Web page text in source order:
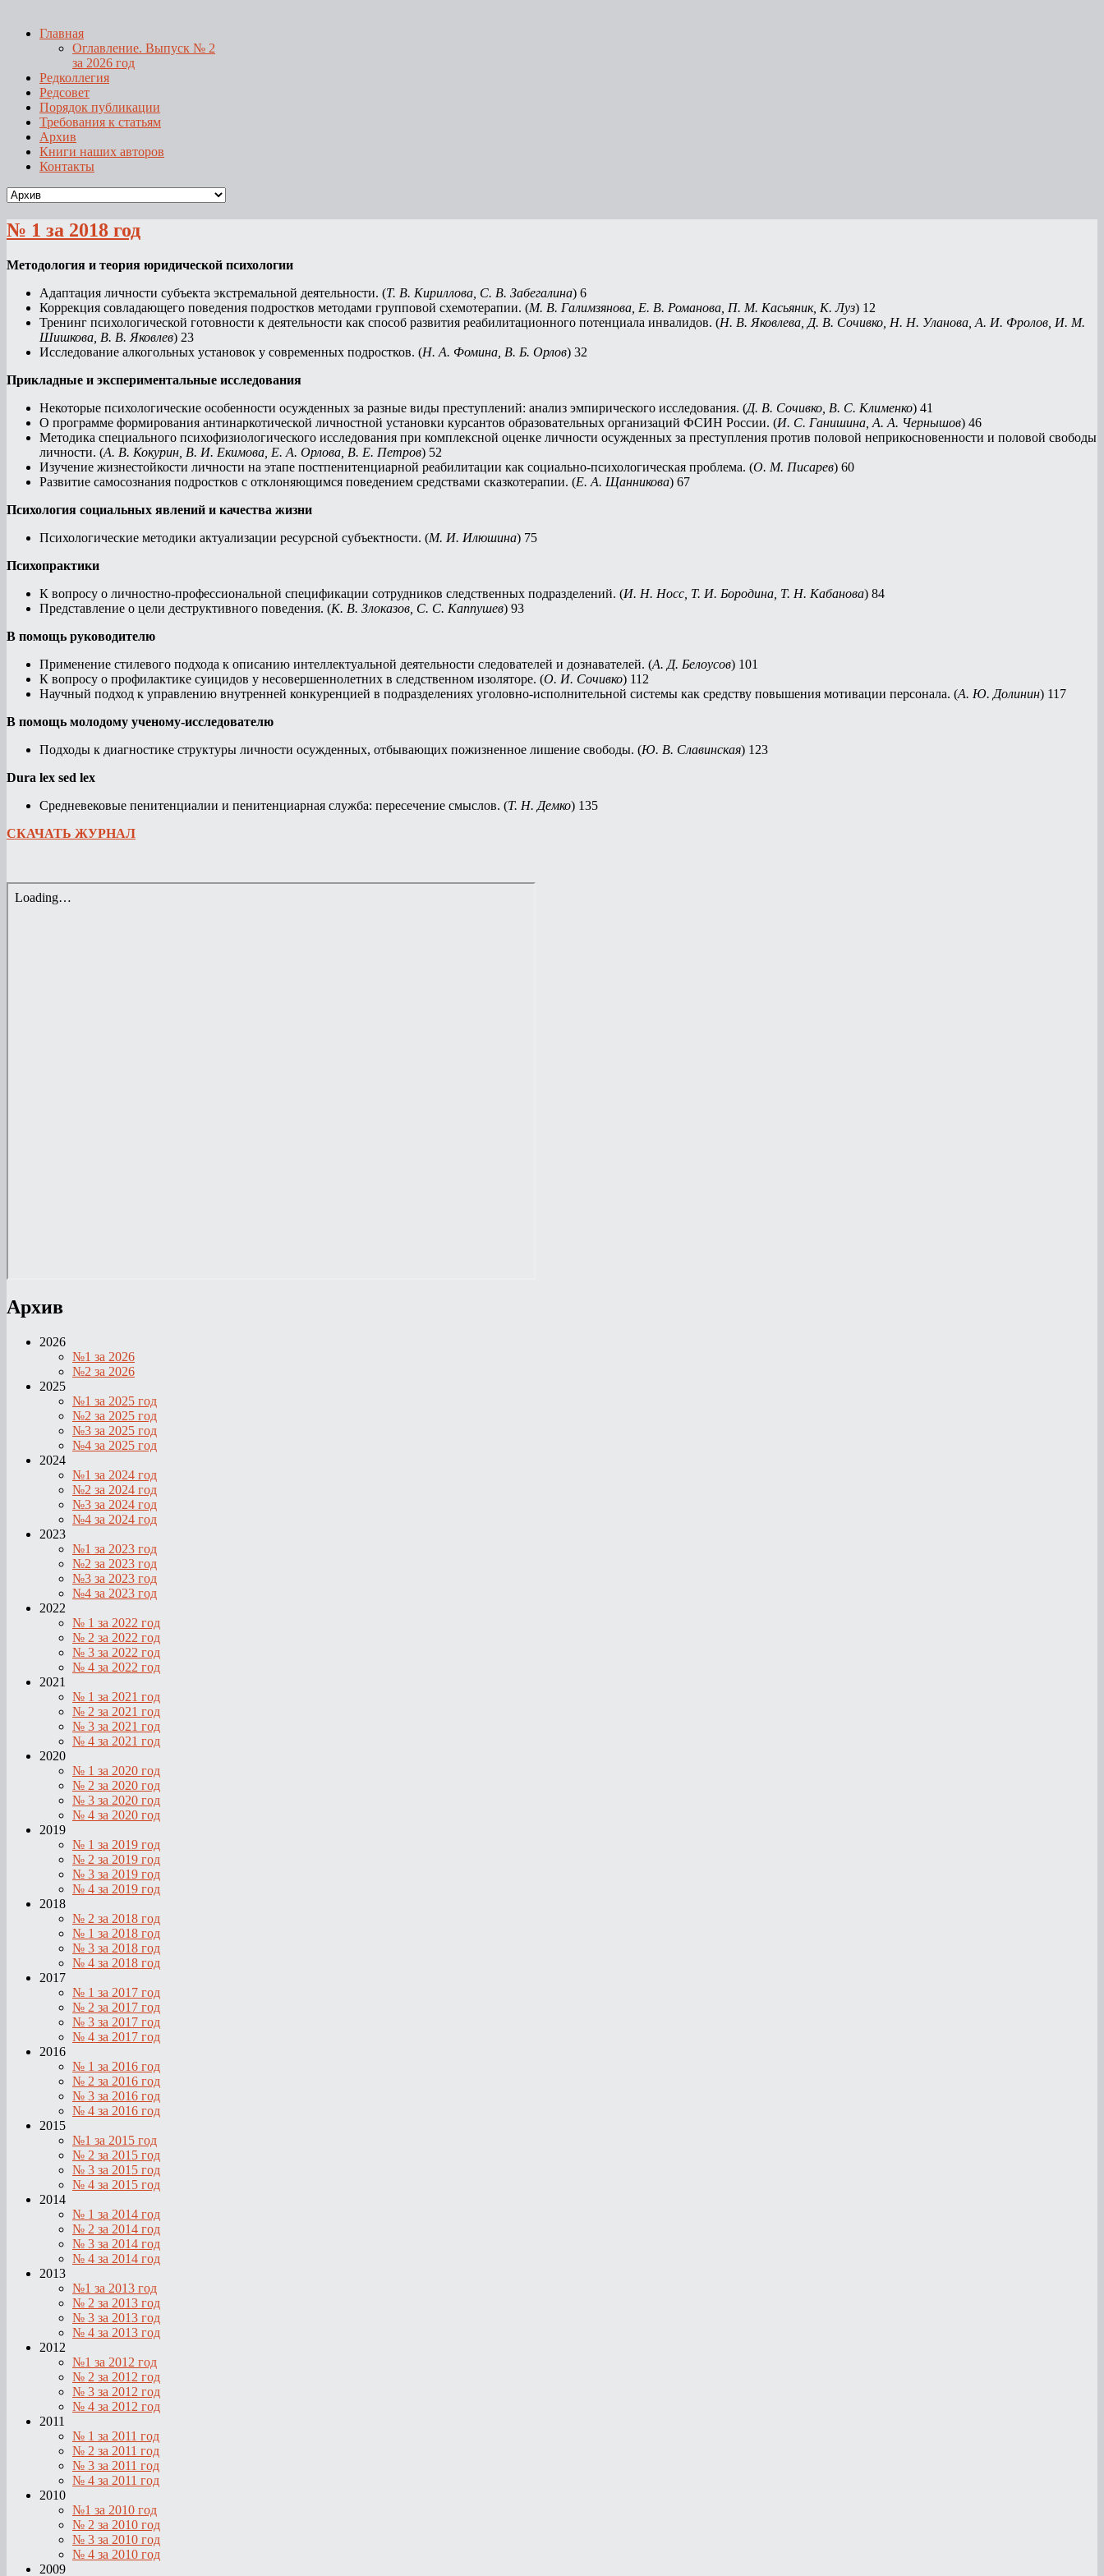
Главная
Оглавление. Выпуск № 2
за 2026 год
Редколлегия
Редсовет
Порядок публикации
Требования к статьям
Архив
Книги наших авторов
Контакты
№ 1 за 2018 год
Методология и теория юридической психологии
Адаптация личности субъекта экстремальной деятельности. (Т. В. Кириллова, С. В. Забегалина) 6
Коррекция совладающего поведения подростков методами групповой схемотерапии. (М. В. Галимзянова, Е. В. Романова, П. М. Касьяник, К. Луз) 12
Тренинг психологической готовности к деятельности как способ развития реабилитационного потенциала инвалидов. (Н. В. Яковлева, Д. В. Сочивко, Н. Н. Уланова, А. И. Фролов, И. М.
Шишкова, В. В. Яковлев) 23
Исследование алкогольных установок у современных подростков. (Н. А. Фомина, В. Б. Орлов) 32
Прикладные и экспериментальные исследования
Некоторые психологические особенности осужденных за разные виды преступлений: анализ эмпирического исследования. (Д. В. Сочивко, В. С. Клименко) 41
О программе формирования антинаркотической личностной установки курсантов образовательных организаций ФСИН России. (И. С. Ганишина, А. А. Чернышов) 46
Методика специального психофизиологического исследования при комплексной оценке личности осужденных за преступления против половой неприкосновенности и половой свободы
личности. (А. В. Кокурин, В. И. Екимова, Е. А. Орлова, В. Е. Петров) 52
Изучение жизнестойкости личности на этапе постпенитенциарной реабилитации как социально-психологическая проблема. (О. М. Писарев) 60
Развитие самосознания подростков с отклоняющимся поведением средствами сказкотерапии. (Е. А. Щанникова) 67
Психология социальных явлений и качества жизни
Психологические методики актуализации ресурсной субъектности. (М. И. Илюшина) 75
Психопрактики
К вопросу о личностно-профессиональной спецификации сотрудников следственных подразделений. (И. Н. Носс, Т. И. Бородина, Т. Н. Кабанова) 84
Представление о цели деструктивного поведения. (К. В. Злоказов, С. С. Каппушев) 93
В помощь руководителю
Применение стилевого подхода к описанию интеллектуальной деятельности следователей и дознавателей. (А. Д. Белоусов) 101
К вопросу о профилактике суицидов у несовершеннолетних в следственном изоляторе. (О. И. Сочивко) 112
Научный подход к управлению внутренней конкуренцией в подразделениях уголовно-исполнительной системы как средству повышения мотивации персонала. (А. Ю. Долинин) 117
В помощь молодому ученому-исследователю
Подходы к диагностике структуры личности осужденных, отбывающих пожизненное лишение свободы. (Ю. В. Славинская) 123
Dura lex sed lex
Средневековые пенитенциалии и пенитенциарная служба: пересечение смыслов. (Т. Н. Демко) 135
СКАЧАТЬ ЖУРНАЛ
Архив
2026
№1 за 2026
№2 за 2026
2025
№1 за 2025 год
№2 за 2025 год
№3 за 2025 год
№4 за 2025 год
2024
№1 за 2024 год
№2 за 2024 год
№3 за 2024 год
№4 за 2024 год
2023
№1 за 2023 год
№2 за 2023 год
№3 за 2023 год
№4 за 2023 год
2022
№ 1 за 2022 год
№ 2 за 2022 год
№ 3 за 2022 год
№ 4 за 2022 год
2021
№ 1 за 2021 год
№ 2 за 2021 год
№ 3 за 2021 год
№ 4 за 2021 год
2020
№ 1 за 2020 год
№ 2 за 2020 год
№ 3 за 2020 год
№ 4 за 2020 год
2019
№ 1 за 2019 год
№ 2 за 2019 год
№ 3 за 2019 год
№ 4 за 2019 год
2018
№ 2 за 2018 год
№ 1 за 2018 год
№ 3 за 2018 год
№ 4 за 2018 год
2017
№ 1 за 2017 год
№ 2 за 2017 год
№ 3 за 2017 год
№ 4 за 2017 год
2016
№ 1 за 2016 год
№ 2 за 2016 год
№ 3 за 2016 год
№ 4 за 2016 год
2015
№1 за 2015 год
№ 2 за 2015 год
№ 3 за 2015 год
№ 4 за 2015 год
2014
№ 1 за 2014 год
№ 2 за 2014 год
№ 3 за 2014 год
№ 4 за 2014 год
2013
№1 за 2013 год
№ 2 за 2013 год
№ 3 за 2013 год
№ 4 за 2013 год
2012
№1 за 2012 год
№ 2 за 2012 год
№ 3 за 2012 год
№ 4 за 2012 год
2011
№ 1 за 2011 год
№ 2 за 2011 год
№ 3 за 2011 год
№ 4 за 2011 год
2010
№1 за 2010 год
№ 2 за 2010 год
№ 3 за 2010 год
№ 4 за 2010 год
2009